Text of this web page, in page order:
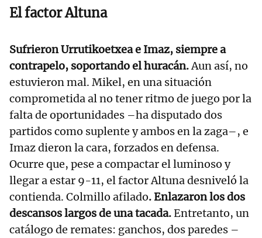
El factor Altuna
Sufrieron Urrutikoetxea e Imaz, siempre a
contrapelo, soportando el huracán. Aun así, no
estuvieron mal. Mikel, en una situación
comprometida al no tener ritmo de juego por la
falta de oportunidades –ha disputado dos
partidos como suplente y ambos en la zaga–, e
Imaz dieron la cara, forzados en defensa.
Ocurre que, pese a compactar el luminoso y
llegar a estar 9-11, el factor Altuna desniveló la
contienda. Colmillo afilado. Enlazaron los dos
descansos largos de una tacada.Entretanto, un
catálogo de remates: ganchos, dos paredes –